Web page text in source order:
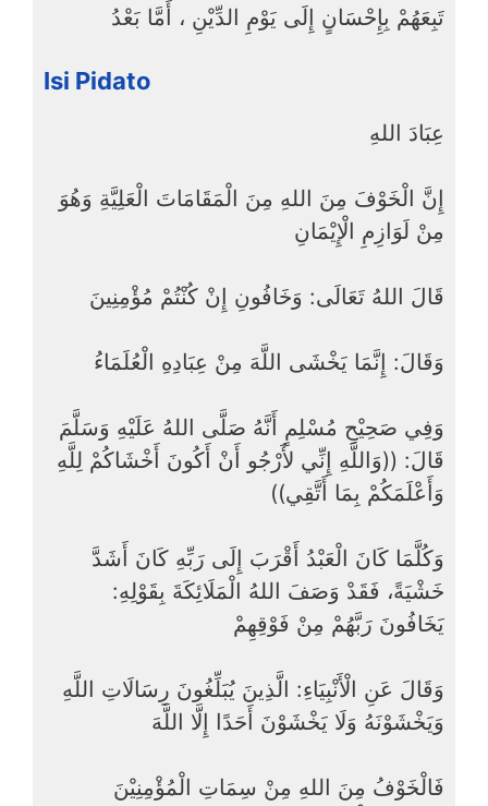
تَبِعَهُمْ بِإِحْسَانٍ إِلَى يَوْمِ الدِّيْنِ ، أَمَّا بَعْدُ
Isi Pidato
عِبَادَ اللهِ
إِنَّ الْخَوْفَ مِنَ اللهِ مِنَ الْمَقَامَاتَ الْعَلِيَّةِ وَهُوَ
مِنْ لَوَازِمِ الْإِيْمَانِ
قَالَ اللهُ تَعَالَى: وَخَافُونِ إِنْ كُنْتُمْ مُؤْمِنِينَ
وَقَالَ: إِنَّمَا يَخْشَى اللَّهَ مِنْ عِبَادِهِ الْعُلَمَاءُ
وَفِي صَحِيْحِ مُسْلِمٍ أَنَّهُ صَلَّى اللهُ عَلَيْهِ وَسَلَّمَ
قَالَ: ((وَاللَّهِ إِنِّي لأَرْجُو أَنْ أَكُونَ أَخْشَاكُمْ لِلَّهِ
وَأَعْلَمَكُمْ بِمَا أَتَّقِي))
وَكُلَّمَا كَانَ الْعَبْدُ أَقْرَبَ إِلَى رَبِّهِ كَانَ أَشَدَّ
خَشْيَةً، فَقَدْ وَصَفَ اللهُ الْمَلَائِكَةَ بِقَوْلِهِ:
يَخَافُونَ رَبَّهُمْ مِنْ فَوْقِهِمْ
وَقَالَ عَنِ الْأَنْبِيَاءِ: الَّذِينَ يُبَلِّغُونَ رِسَالَاتِ اللَّهِ
وَيَخْشَوْنَهُ وَلَا يَخْشَوْنَ أَحَدًا إِلَّا اللَّهَ
فَالْخَوْفُ مِنَ اللهِ مِنْ سِمَاتِ الْمُؤْمِنِيْنَ